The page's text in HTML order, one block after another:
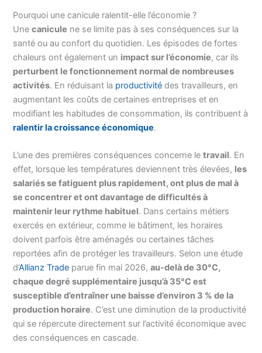
Pourquoi une canicule ralentit-elle l’économie ?
Unecanicule ne se limite pas à ses conséquences sur la
santé ou au confort du quotidien. Les épisodes de fortes
chaleurs ont également un impact sur l’économie, car ils
perturbent le fonctionnement normal de nombreuses
activités. En réduisant la productivité des travailleurs, en
augmentant les coûts de certaines entreprises et en
modifiant les habitudes de consommation, ils contribuent à
ralentir la croissance économique.
L’une des premières conséquences concerne letravail. En
effet, lorsque les températures deviennent très élevées, les
salariés se fatiguent plus rapidement, ont plus de mal à
se concentrer et ont davantage de difficultés à
maintenir leur rythme habituel. Dans certains métiers
exercés en extérieur, comme le bâtiment, les horaires
doivent parfois être aménagés ou certaines tâches
reportées afin de protéger les travailleurs. Selon une étude
d’Allianz Trade parue fin mai 2026,au-delà de 30°C,
chaque degré supplémentaire jusqu’à 35°C est
susceptible d’entraîner une baisse d’environ 3 % de la
production horaire. C’est une diminution de la productivité
qui se répercute directement sur l’activité économique avec
des conséquences en cascade.